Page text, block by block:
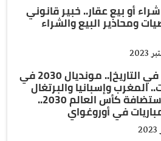
أو بيع عقار.. خبير قانوني
ومحاذير البيع والشراء
لأول مرة في التاريخ|.. مونديال 2030 في
المغرب وإسبانيا والبرتغال
يظفرن باستضافة كأس العالم 2030..
في أوروغواي